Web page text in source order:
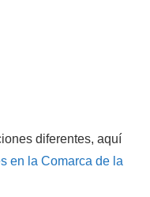
diferentes, aquí
en la Comarca de la